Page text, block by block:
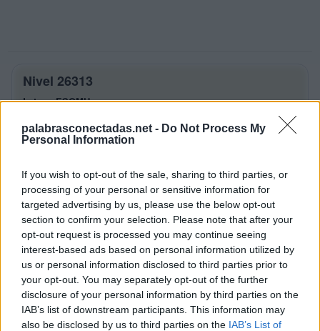
palabrasconectadas.net - Do Not Process My
Personal Information
If you wish to opt-out of the sale, sharing to third parties, or
processing of your personal or sensitive information for
targeted advertising by us, please use the below opt-out
section to confirm your selection. Please note that after your
opt-out request is processed you may continue seeing
interest-based ads based on personal information utilized by
us or personal information disclosed to third parties prior to
your opt-out. You may separately opt-out of the further
disclosure of your personal information by third parties on the
IAB’s list of downstream participants. This information may
also be disclosed by us to third parties on the IAB’s List of
Nivel 26313
Letras: ESOMH
Palabras Conectadas Nivel 26313
La respuesta a este rompecabezas es:
E
S
O
M
E
S
O
S
E
M
E S
O
H
E M O S